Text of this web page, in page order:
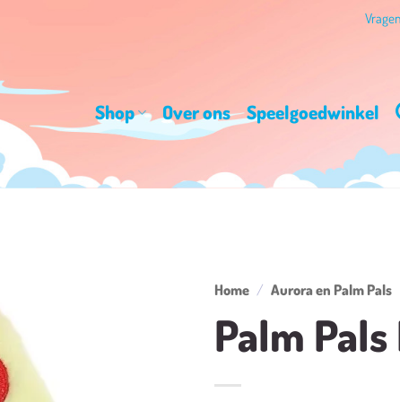
Vragen
Shop Over ons Speelgoedwinkel
Home / Aurora en Palm Pals
Palm Pals